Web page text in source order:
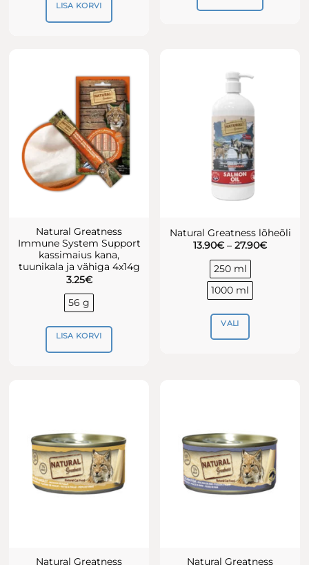
LISA KORVI
Natural Greatness
Immune System Support
kassimaius kana,
tuunikala ja vähiga 4x14g
3.25€
56 g
LISA KORVI
Natural Greatness lõheõli
13.90€ – 27.90€
250 ml
1000 ml
VALI
saab
teha
tootelehel.
Natural Greatness
Natural Greatness